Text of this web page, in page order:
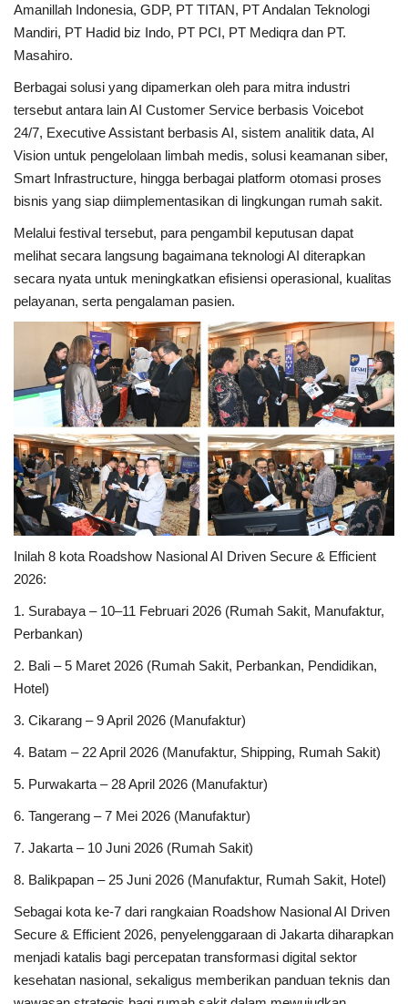
Amanillah Indonesia, GDP, PT TITAN, PT Andalan Teknologi
Mandiri, PT Hadid biz Indo, PT PCI, PT Mediqra dan PT.
Masahiro.
Berbagai solusi yang dipamerkan oleh para mitra industri
tersebut antara lain AI Customer Service berbasis Voicebot
24/7, Executive Assistant berbasis AI, sistem analitik data, AI
Vision untuk pengelolaan limbah medis, solusi keamanan siber,
Smart Infrastructure, hingga berbagai platform otomasi proses
bisnis yang siap diimplementasikan di lingkungan rumah sakit.
Melalui festival tersebut, para pengambil keputusan dapat
melihat secara langsung bagaimana teknologi AI diterapkan
secara nyata untuk meningkatkan efisiensi operasional, kualitas
pelayanan, serta pengalaman pasien.
Inilah 8 kota Roadshow Nasional AI Driven Secure & Efficient
2026:
1. Surabaya – 10–11 Februari 2026 (Rumah Sakit, Manufaktur,
Perbankan)
2. Bali – 5 Maret 2026 (Rumah Sakit, Perbankan, Pendidikan,
Hotel)
3. Cikarang – 9 April 2026 (Manufaktur)
4. Batam – 22 April 2026 (Manufaktur, Shipping, Rumah Sakit)
5. Purwakarta – 28 April 2026 (Manufaktur)
6. Tangerang – 7 Mei 2026 (Manufaktur)
7. Jakarta – 10 Juni 2026 (Rumah Sakit)
8. Balikpapan – 25 Juni 2026 (Manufaktur, Rumah Sakit, Hotel)
Sebagai kota ke-7 dari rangkaian Roadshow Nasional AI Driven
Secure & Efficient 2026, penyelenggaraan di Jakarta diharapkan
menjadi katalis bagi percepatan transformasi digital sektor
kesehatan nasional, sekaligus memberikan panduan teknis dan